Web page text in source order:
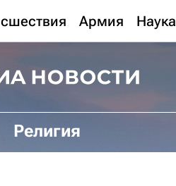
Армия Наука
Религия